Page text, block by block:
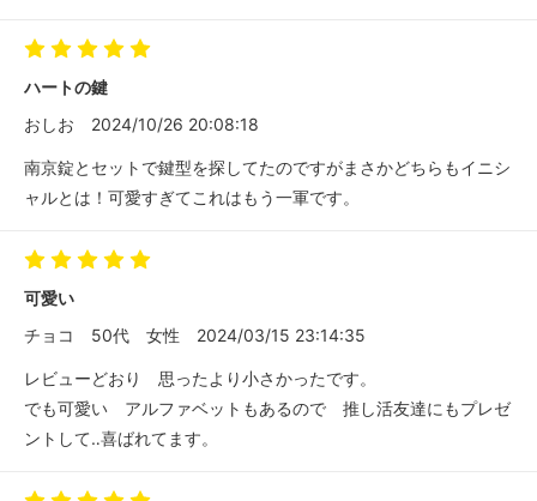
ハートの鍵
おしお
2024/10/26 20:08:18
南京錠とセットで鍵型を探してたのですがまさかどちらもイニシ
ャルとは！可愛すぎてこれはもう一軍です。
可愛い
チョコ
50代 女性 2024/03/15 23:14:35
レビューどおり 思ったより小さかったです。
でも可愛い アルファベットもあるので 推し活友達にもプレゼ
ントして‥喜ばれてます。